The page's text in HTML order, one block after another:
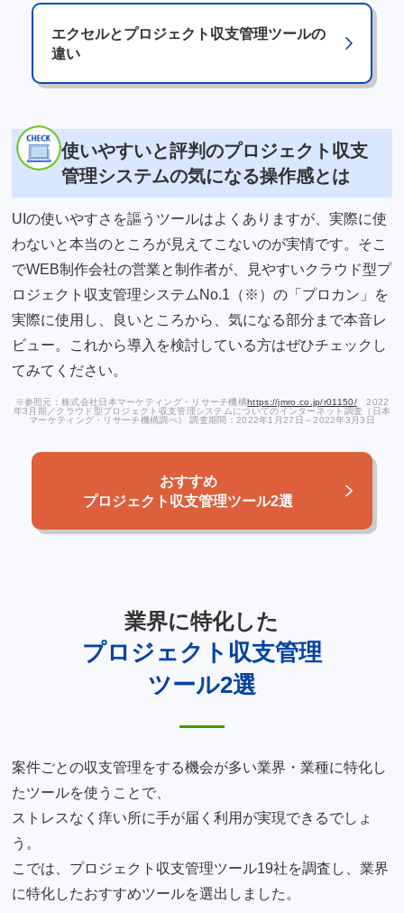
エクセルとプロジェクト収支管理ツールの
違い
使いやすいと評判のプロジェクト収支
管理システムの気になる操作感とは
UIの使いやすさを謳うツールはよくありますが、実際に使
わないと本当のところが見えてこないのが実情です。そこ
でWEB制作会社の営業と制作者が、見やすいクラウド型プ
ロジェクト収支管理システムNo.1（※）の「プロカン」を
実際に使用し、良いところから、気になる部分まで本音レ
ビュー。これから導入を検討している方はぜひチェックし
てみてください。
※参照元：株式会社日本マーケティング・リサーチ機構https://jmro.co.jp/r01150/2022
年3月期／クラウド型プロジェクト収支管理システムについてのインターネット調査（日本
マーケティング・リサーチ機構調べ） 調査期間：2022年1月27日～2022年3月3日
おすすめ
プロジェクト収支管理ツール2選
業界に特化した
プロジェクト収支管理
ツール2選
案件ごとの収支管理をする機会が多い業界・業種に特化し
たツールを使うことで、
ストレスなく痒い所に手が届く利用が実現できるでしょ
う。
こでは、プロジェクト収支管理ツール19社を調査し、業界
に特化したおすすめツールを選出しました。